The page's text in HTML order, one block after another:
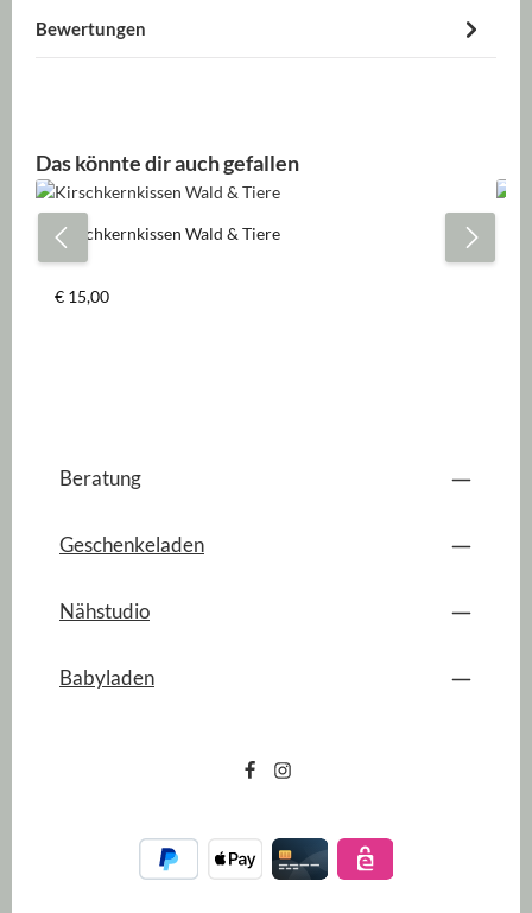
Bewertungen
Produktgalerie überspringen
Das könnte dir auch gefallen
Kirschkernkissen Wald & Tiere
Regulärer Preis:
€ 15,00
Beratung
Geschenkeladen
Nähstudio
Babyladen